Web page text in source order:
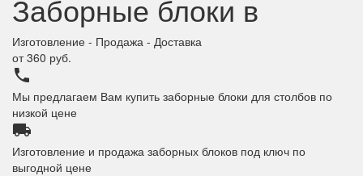
Заборные блоки в
Изготовление - Продажа - Доставка
от360 руб.
phone
Мы предлагаем Вам купить заборные блоки для столбов по
низкой цене
local_shipping
Изготовление и продажа заборных блоков под ключ по
выгодной цене